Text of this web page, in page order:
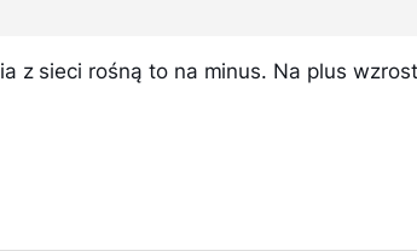
z sieci rośną to na minus. Na plus